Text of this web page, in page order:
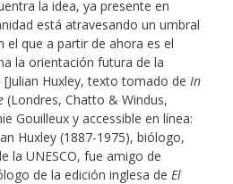
la idea, ya presente en
está atravesando un umbral
el que a partir de ahora es el
la orientación futura de la
Huxley, texto tomado de In
(Londres, Chatto & Windus,
Gouilleux y accessible en línea:
Huxley (1887-1975), biólogo,
la UNESCO, fue amigo de
de la edición inglesa de El